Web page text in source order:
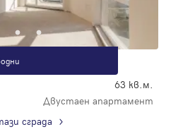
63 кв.м.
Двустаен апартамент
сграда